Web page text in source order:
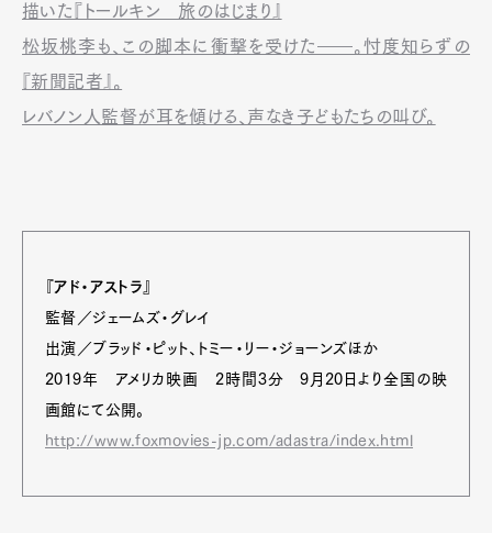
描いた『トールキン 旅のはじまり』
松坂桃李も、この脚本に衝撃を受けた――。忖度知らずの
『新聞記者』。
レバノン人監督が耳を傾ける、声なき子どもたちの叫び。
『アド・アストラ』
監督／ジェームズ・グレイ
出演／ブラッド・ピット、トミー・リー・ジョーンズほか
2019年 アメリカ映画 2時間3分 9月20日より全国の映
画館にて公開。
http://www.foxmovies-jp.com/adastra/index.html